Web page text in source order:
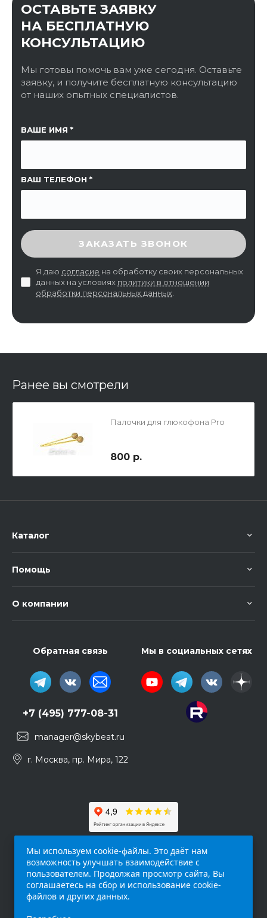
ОСТАВЬТЕ ЗАЯВКУ
НА БЕСПЛАТНУЮ
КОНСУЛЬТАЦИЮ
Мы готовы помочь вам уже сегодня. Оставьте
заявку, и получите бесплатную консультацию
от наших опытных специалистов.
ВАШЕ ИМЯ
ВАШ ТЕЛЕФОН
ССЫЛКА НА СТРАНИЦУ
ВВЕДИТЕ ПРОВЕРОЧНЫЙ КОД
ЗАКАЗАТЬ ЗВОНОК
Я даю согласие на обработку своих персональных
данных на условиях политики в отношении
обработки персональных данных
Ранее вы смотрели
Палочки для глюкофона Pro
800 р.
Каталог
Помощь
О компании
Обратная связь
+7 (495) 777-08-31
manager@skybeat.ru
г. Москва, пр. Мира, 122
Мы в социальных сетях
Мы используем cookie-файлы. Это даёт нам
возможность улучшать взаимодействие с
пользователем. Продолжая просмотр сайта, Вы
соглашаетесь на сбор и использование cookie-
файлов и других данных.